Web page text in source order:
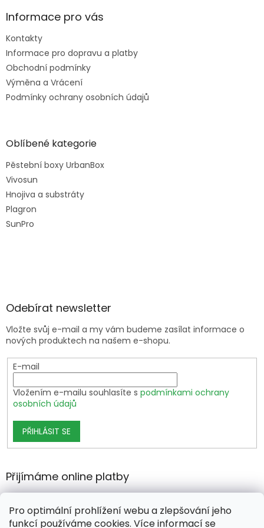
Pro optimální prohlížení webu a zlepšování jeho
funkcí používáme cookies. Více informací se
Informace pro vás
Kontakty
Informace pro dopravu a platby
Obchodní podmínky
Výměna a Vrácení
Podmínky ochrany osobních údajů
Oblíbené kategorie
Pěstební boxy UrbanBox
Vivosun
Hnojiva a substráty
Plagron
SunPro
Odebírat newsletter
Vložte svůj e-mail a my vám budeme zasílat informace o
nových produktech na našem e-shopu.
E-mail
Vložením e-mailu souhlasíte s podmínkami ochrany
osobních údajů
PŘIHLÁSIT SE
Přijímáme online platby